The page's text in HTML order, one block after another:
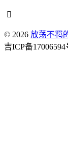
© 2026 放荡不羁
吉ICP备17006594